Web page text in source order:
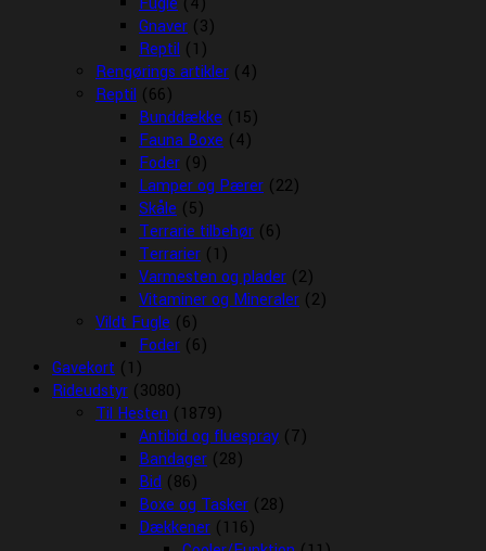
Gnaver (3)
Reptil (1)
Rengørings artikler (4)
Reptil (66)
Bunddække (15)
Fauna Boxe (4)
Foder (9)
Lamper og Pærer (22)
Skåle (5)
Terrarie tilbehør (6)
Terrarier (1)
Varmesten og plader (2)
Vitaminer og Mineraler (2)
Vildt Fugle (6)
Foder (6)
Gavekort (1)
Rideudstyr (3080)
Til Hesten (1879)
Antibid og fluespray (7)
Bandager (28)
Bid (86)
Boxe og Tasker (28)
Dækkener (116)